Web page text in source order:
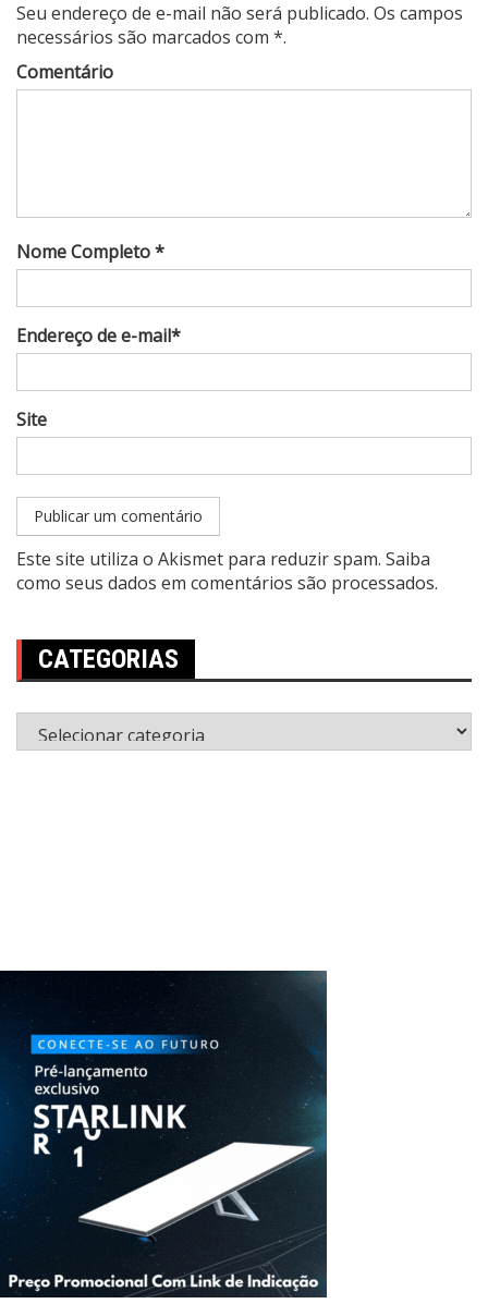
Seu endereço de e-mail não será publicado. Os campos
necessários são marcados com *.
Comentário
Nome Completo *
Endereço de e-mail*
Site
Este site utiliza o Akismet para reduzir spam. Saiba
como seus dados em comentários são processados.
CATEGORIAS
Categorias